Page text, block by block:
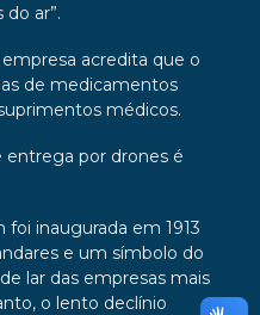
ar”.
acredita que o
de medicamentos
médicos.
entrega por drones é
inaugurada em 1913
e um símbolo do
lar das empresas mais
o lento declínio